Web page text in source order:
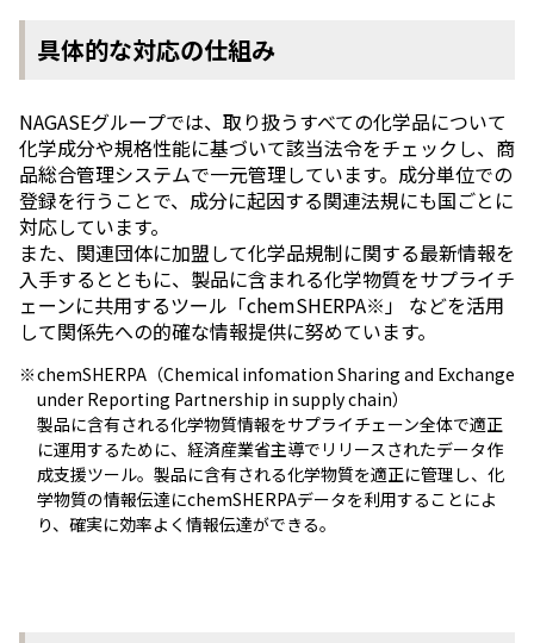
具体的な対応の仕組み
NAGASEグループでは、取り扱うすべての化学品について
化学成分や規格性能に基づいて該当法令をチェックし、商
品総合管理システムで一元管理しています。成分単位での
登録を行うことで、成分に起因する関連法規にも国ごとに
対応しています。
また、関連団体に加盟して化学品規制に関する最新情報を
入手するとともに、製品に含まれる化学物質をサプライチ
ェーンに共用するツール「chemSHERPA※」 などを活用
して関係先への的確な情報提供に努めています。
※chemSHERPA（Chemical infomation Sharing and Exchange
under Reporting Partnership in supply chain）
製品に含有される化学物質情報をサプライチェーン全体で適正
に運用するために、経済産業省主導でリリースされたデータ作
成支援ツール。製品に含有される化学物質を適正に管理し、化
学物質の情報伝達にchemSHERPAデータを利用することによ
り、確実に効率よく情報伝達ができる。